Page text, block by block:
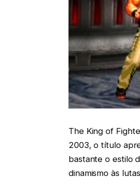
The King of
2003, o título
bastante o estilo
dinamismo às